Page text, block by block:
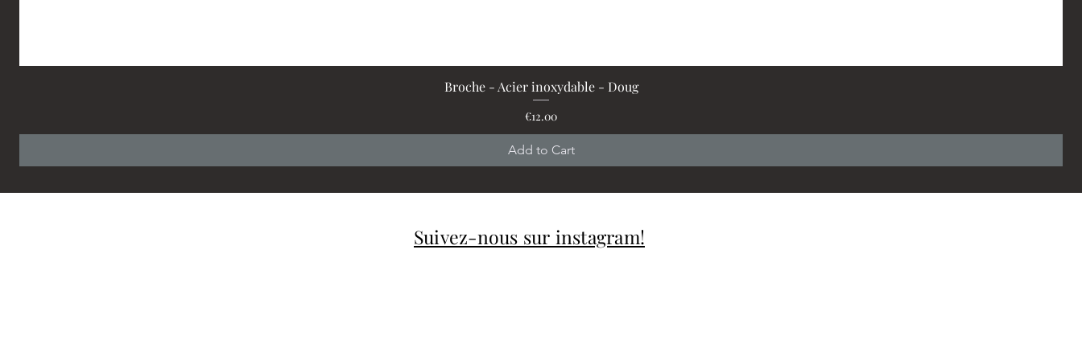
Quick View
Broche - Acier inoxydable - Doug
Price
€12.00
Add to Cart
Suivez-nous sur instagram!